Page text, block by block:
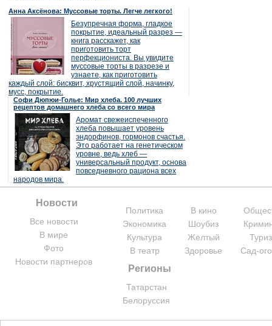
Анна Аксёнова: Муссовые торты. Легче легкого!
Безупречная форма, гладкое
покрытие, идеальный разрез —
книга расскажет, как
приготовить торт
перфекциониста. Вы увидите
муссовые торты в разрезе и
узнаете, как приготовить
каждый слой: бисквит, хрустящий слой, начинку,
мусс, покрытие.
Софи Дюпюи-Голье: Мир хлеба. 100 лучших
рецептов домашнего хлеба со всего мира
Аромат свежеиспеченного
хлеба повышает уровень
эндорфинов, гормонов счастья.
Это работает на генетическом
уровне, ведь хлеб —
универсальный продукт, основа
повседневного рациона всех
народов мира.
Новости
Все новости
В мире
Фото
Новости партнеров
Политика
Экономика
Культура
В театр
В кино
Шоубиз
Желтый
Здоровье
Сад-
Регионы
Татарстан
Белоруссия